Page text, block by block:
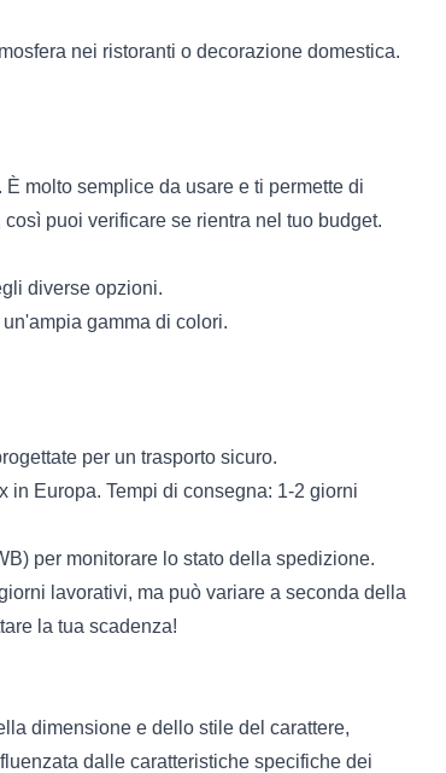
nei ristoranti o decorazione domestica.
molto semplice da usare e ti permette di
puoi verificare se rientra nel tuo budget.
diverse opzioni.
gamma di colori.
per un trasporto sicuro.
Europa. Tempi di consegna: 1-2 giorni
per monitorare lo stato della spedizione.
lavorativi, ma può variare a seconda della
la tua scadenza!
dimensione e dello stile del carattere,
dalle caratteristiche specifiche dei